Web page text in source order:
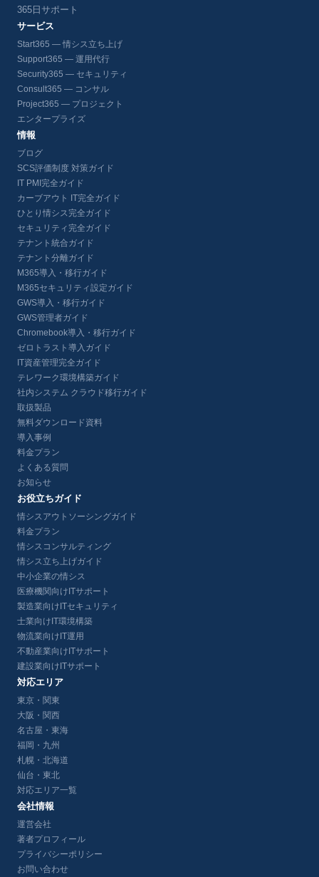
365日サポート
サービス
Start365 — 情シス立ち上げ
Support365 — 運用代行
Security365 — セキュリティ
Consult365 — コンサル
Project365 — プロジェクト
エンタープライズ
情報
ブログ
SCS評価制度 対策ガイド
IT PMI完全ガイド
カーブアウト IT完全ガイド
ひとり情シス完全ガイド
セキュリティ完全ガイド
テナント統合ガイド
テナント分離ガイド
M365導入・移行ガイド
M365セキュリティ設定ガイド
GWS導入・移行ガイド
GWS管理者ガイド
Chromebook導入・移行ガイド
ゼロトラスト導入ガイド
IT資産管理完全ガイド
テレワーク環境構築ガイド
社内システム クラウド移行ガイド
取扱製品
無料ダウンロード資料
導入事例
料金プラン
よくある質問
お知らせ
お役立ちガイド
情シスアウトソーシングガイド
料金プラン
情シスコンサルティング
情シス立ち上げガイド
中小企業の情シス
医療機関向けITサポート
製造業向けITセキュリティ
士業向けIT環境構築
物流業向けIT運用
不動産業向けITサポート
建設業向けITサポート
対応エリア
東京・関東
大阪・関西
名古屋・東海
福岡・九州
札幌・北海道
仙台・東北
対応エリア一覧
会社情報
運営会社
著者プロフィール
プライバシーポリシー
お問い合わせ